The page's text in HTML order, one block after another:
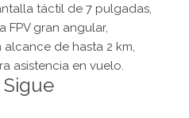
táctil de 7 pulgadas,
FPV gran angular,
de hasta 2 km,
asistencia en vuelo.
Sigue